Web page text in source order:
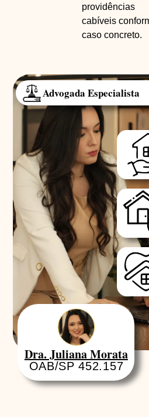
providências
cabíveis
caso concreto.
Advogada Especialista
Dra. Juliana Morata
OAB/SP 452.157